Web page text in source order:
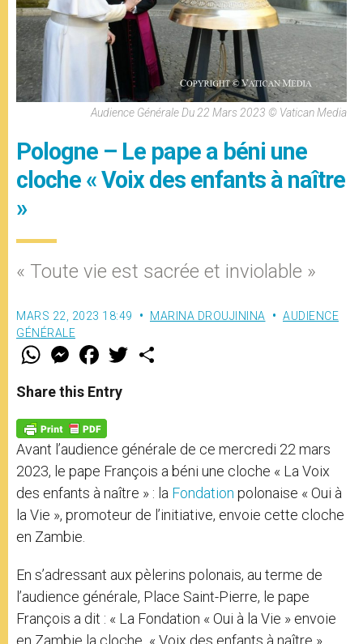
Audience Générale Du 22 Mars 2023 © Vatican Media
Pologne – Le pape a béni une
cloche « Voix des enfants à naître
»
« Toute vie est sacrée et inviolable »
MARS 22, 2023 18:49 MARINA DROUJININA
AUDIENCE
GÉNÉRALE
W
t
s
p
p
M
e
s
e
g
e
r
F
a
e
b
o
k
w
Share this Entry
Avant l’audience générale de ce mercredi 22 mars
2023, le pape François a béni une cloche « La Voix
des enfants à naître » : la Fondation polonaise « Oui à
la Vie », promoteur de l’initiative, envoie cette cloche
en Zambie.
En s’adressant aux pèlerins polonais, au terme de
l’audience générale, Place Saint-Pierre, le pape
François a dit : « La Fondation « Oui à la Vie » envoie
en Zambie la cloche « Voix des enfants à naître »